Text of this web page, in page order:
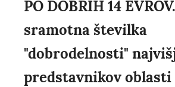
PO DOBRIH 14
sramotna številka
"dobrodelnosti"
predstavnikov